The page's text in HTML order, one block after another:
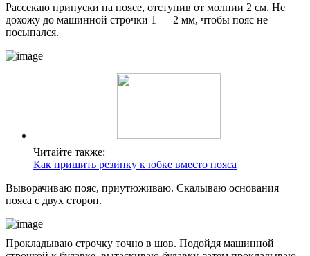
Рассекаю припуски на поясе, отступив от молнии 2 см. Не
дохожу до машинной строчки 1 — 2 мм, чтобы пояс не
посыпался.
Читайте также:
Как пришить резинку к юбке вместо пояса
Выворачиваю пояс, приутюживаю. Скалываю основания
пояса с двух сторон.
Прокладываю строчку точно в шов. Подойдя машинной